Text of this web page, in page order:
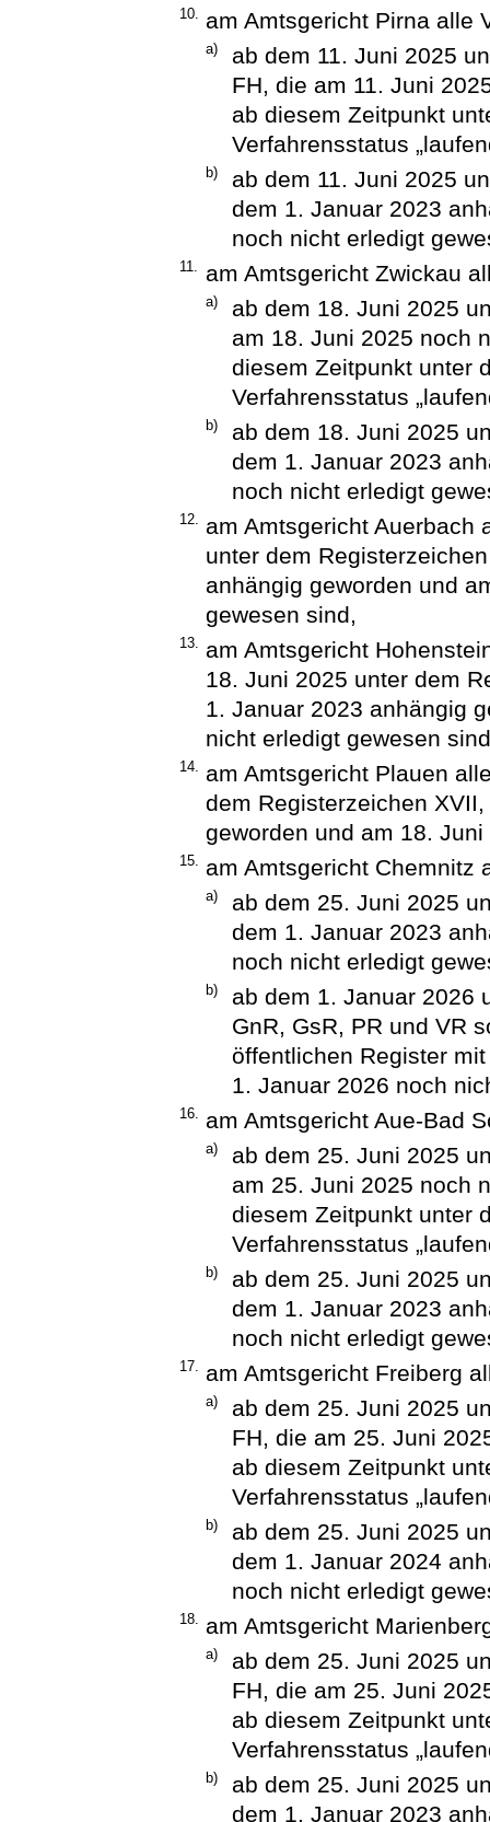
10. am Amtsgericht Pirna alle
a)
ab dem 11. Juni 2025
FH, die am 11. Juni
ab diesem Zeitpunkt
Verfahrensstatus
b)
ab dem 11. Juni 2025
dem 1. Januar 2023
noch nicht erledigt
11. am Amtsgericht Zwickau
a)
ab dem 18. Juni 2025
am 18. Juni 2025 noch
diesem Zeitpunkt unter
Verfahrensstatus
b)
ab dem 18. Juni 2025
dem 1. Januar 2023
noch nicht erledigt
12. am Amtsgericht Auerbach
unter dem
anhängig geworden und
gewesen sind,
13. am Amtsgericht
18. Juni 2025 unter dem
1. Januar 2023 anhängig
nicht erledigt gewesen
14. am Amtsgericht Plauen
dem Registerzeichen
geworden und am 18.
15. am Amtsgericht Chemnitz
a)
ab dem 25. Juni 2025
dem 1. Januar 2023
noch nicht erledigt
b)
ab dem 1. Januar 2026
GnR, GsR, PR und VR
öffentlichen Register
1. Januar 2026 noch
16. am Amtsgericht Aue-Bad
a)
ab dem 25. Juni 2025
am 25. Juni 2025 noch
diesem Zeitpunkt unter
Verfahrensstatus
b)
ab dem 25. Juni 2025
dem 1. Januar 2023
noch nicht erledigt
17. am Amtsgericht Freiberg
a)
ab dem 25. Juni 2025
FH, die am 25. Juni
ab diesem Zeitpunkt
Verfahrensstatus
b)
ab dem 25. Juni 2025
dem 1. Januar 2024
noch nicht erledigt
18. am Amtsgericht
a)
ab dem 25. Juni 2025
FH, die am 25. Juni
ab diesem Zeitpunkt
Verfahrensstatus
b)
ab dem 25. Juni 2025
dem 1. Januar 2023